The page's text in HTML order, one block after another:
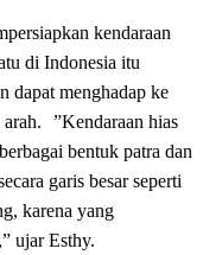
kendaraan
di Indonesia itu
dapat menghadap ke
arah. ”Kendaraan hias
bentuk patra dan
garis besar seperti
karena yang
ujar Esthy.